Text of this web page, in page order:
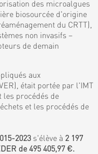
des microalgues
biosourcée d'origine
du CRTT),
non invasifs –
de demain
aux
était portée par l'IMT
les procédés de
et les procédés de
2023 s'élève à 2 197
de 495 405,97 €.